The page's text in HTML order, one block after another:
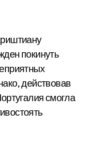
покинуть
действовав
смогла